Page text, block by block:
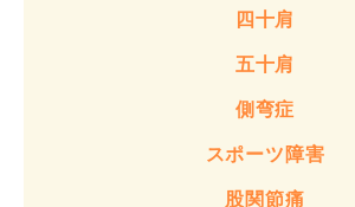
四十肩
五十肩
側弯症
スポーツ障害
股関節痛